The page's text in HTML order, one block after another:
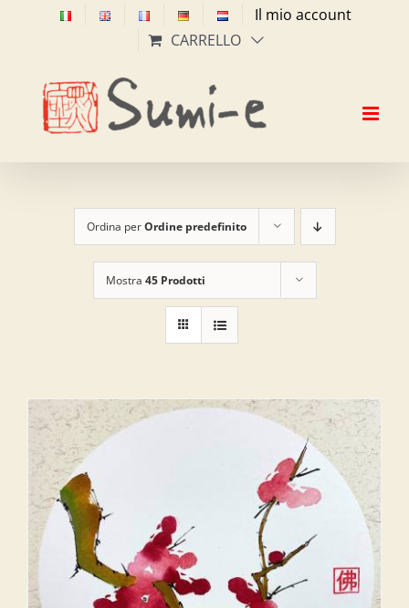
Il mio account
CARRELLO
Ordina perOrdine predefinito
Mostra 45 Prodotti